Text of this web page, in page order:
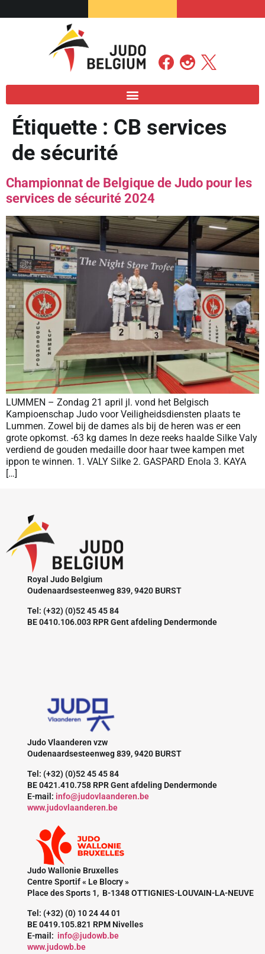
Étiquette : CB services
de sécurité
Championnat de Belgique de Judo pour les
services de sécurité 2024
LUMMEN – Zondag 21 april jl. vond het Belgisch
Kampioenschap Judo voor Veiligheidsdiensten plaats te
Lummen. Zowel bij de dames als bij de heren was er een
grote opkomst. -63 kg dames In deze reeks haalde Silke Valy
verdiend de gouden medaille door haar twee kampen met
ippon te winnen. 1. VALY Silke 2. GASPARD Enola 3. KAYA
[…]
Royal Judo Belgium
Oudenaardsesteenweg 839, 9420 BURST
Tel: (+32) (0)52 45 45 84
BE 0410.106.003 RPR Gent afdeling Dendermonde
Judo Vlaanderen vzw
Oudenaardsesteenweg 839, 9420 BURST
Tel: (+32) (0)52 45 45 84
BE 0421.410.758 RPR Gent afdeling Dendermonde
E-mail: info@judovlaanderen.be
www.judovlaanderen.be
Judo Wallonie Bruxelles
Centre Sportif « Le Blocry »
Place des Sports 1, B-1348 OTTIGNIES-LOUVAIN-LA-NEUVE
Tel: (+32) (0) 10 24 44 01
BE 0419.105.821 RPM Nivelles
E-mail: info@judowb.be
www.judowb.be